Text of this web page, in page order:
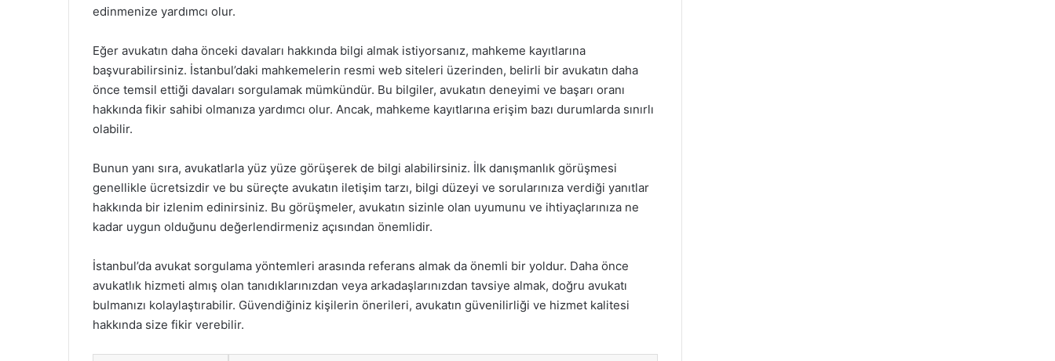
edinmenize yardımcı olur.
Eğer avukatın daha önceki davaları hakkında bilgi almak istiyorsanız, mahkeme kayıtlarına
başvurabilirsiniz. İstanbul’daki mahkemelerin resmi web siteleri üzerinden, belirli bir avukatın daha
önce temsil ettiği davaları sorgulamak mümkündür. Bu bilgiler, avukatın deneyimi ve başarı oranı
hakkında fikir sahibi olmanıza yardımcı olur. Ancak, mahkeme kayıtlarına erişim bazı durumlarda sınırlı
olabilir.
Bunun yanı sıra, avukatlarla yüz yüze görüşerek de bilgi alabilirsiniz. İlk danışmanlık görüşmesi
genellikle ücretsizdir ve bu süreçte avukatın iletişim tarzı, bilgi düzeyi ve sorularınıza verdiği yanıtlar
hakkında bir izlenim edinirsiniz. Bu görüşmeler, avukatın sizinle olan uyumunu ve ihtiyaçlarınıza ne
kadar uygun olduğunu değerlendirmeniz açısından önemlidir.
İstanbul’da avukat sorgulama yöntemleri arasında referans almak da önemli bir yoldur. Daha önce
avukatlık hizmeti almış olan tanıdıklarınızdan veya arkadaşlarınızdan tavsiye almak, doğru avukatı
bulmanızı kolaylaştırabilir. Güvendiğiniz kişilerin önerileri, avukatın güvenilirliği ve hizmet kalitesi
hakkında size fikir verebilir.